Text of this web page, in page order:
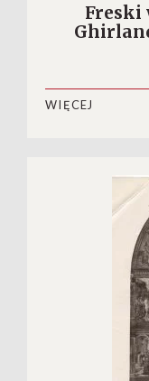
Freski
WIĘCEJ